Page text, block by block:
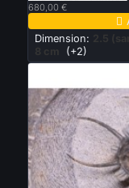
680,00 €

Dimension:
2.5
8 cm
(+2)